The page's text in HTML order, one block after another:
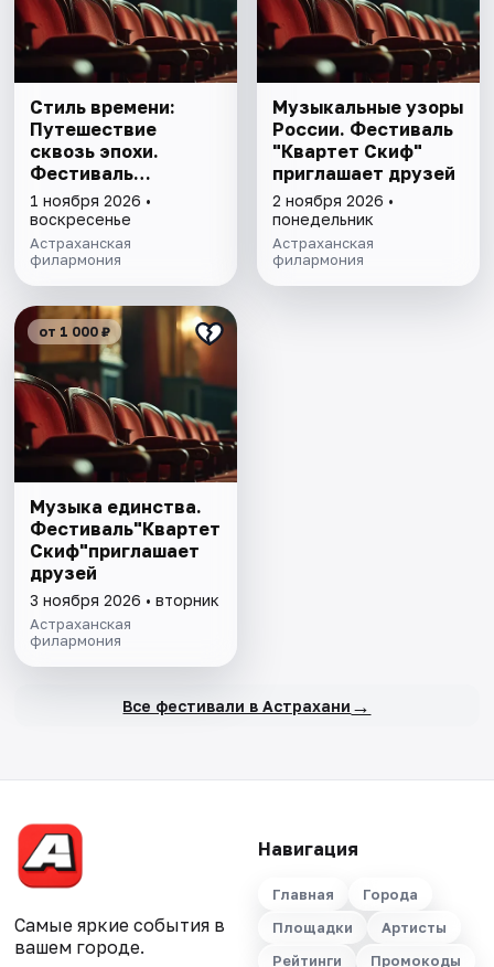
Стиль времени:
Путешествие
сквозь эпохи.
Фестиваль
"Квартет
Скиф"приглашает
друзей
1 ноября 2026 •
воскресенье
Астраханская
филармония
Музыкальные узоры
России. Фестиваль
"Квартет Скиф"
приглашает друзей
2 ноября 2026 •
понедельник
Астраханская
филармония
от 1 000 ₽
Музыка единства.
Фестиваль"Квартет
Скиф"приглашает
друзей
3 ноября 2026 • вторник
Астраханская
филармония
Все фестивали в Астрахани →
Самые яркие события в
вашем городе.
Навигация
Главная
Города
Площадки
Артисты
Рейтинги
Промокоды